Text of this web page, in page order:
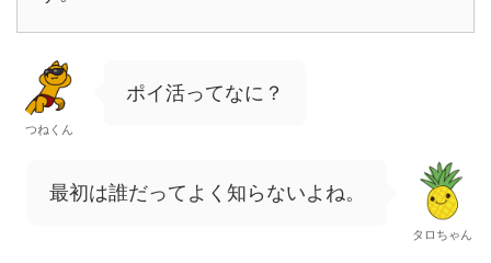
つねくん
ポイ活ってなに？
最初は誰だってよく知らないよね。
タロちゃん